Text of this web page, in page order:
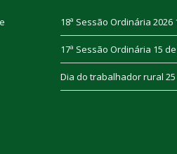
18ª Sessão Ordinária 2026
17ª Sessão Ordinária 15
Dia do trabalhador rural